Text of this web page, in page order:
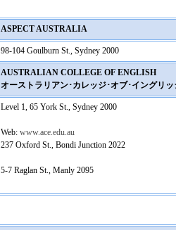
ASPECT AUSTRALIA
98-104 Goulburn St., Sydney 2000
AUSTRALIAN COLLEGE OF ENGLISH
オーストラリアン･カレッジ･オブ･イングリッ
Level 1, 65 York St., Sydney 2000
Web: www.ace.edu.au
237 Oxford St., Bondi Junction 2022
5-7 Raglan St., Manly 2095